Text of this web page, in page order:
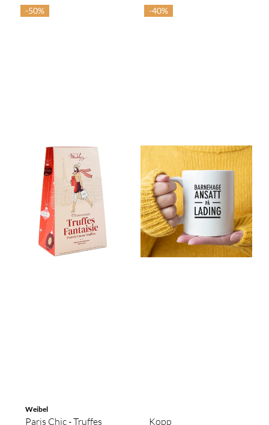
-50%
Weibel
Paris Chic - Truffes
-40%
Kopp